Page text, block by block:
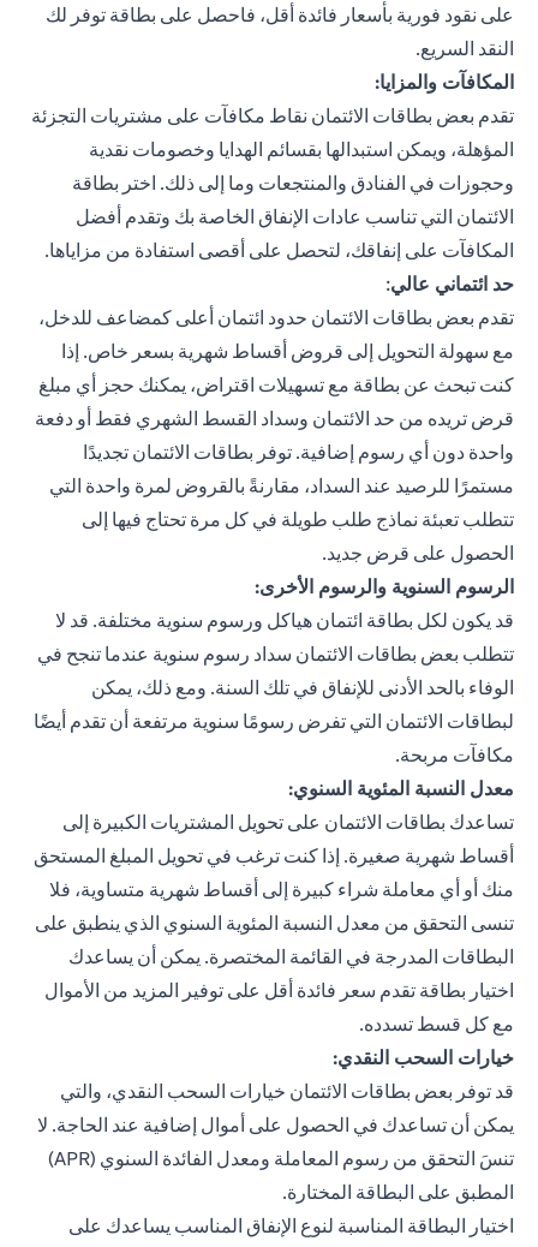
على نقود فورية بأسعار فائدة أقل، فاحصل على بطاقة توفر لك
النقد السريع.
المكافآت والمزايا:
تقدم بعض بطاقات الائتمان نقاط مكافآت على مشتريات التجزئة
المؤهلة، ويمكن استبدالها بقسائم الهدايا وخصومات نقدية
وحجوزات في الفنادق والمنتجعات وما إلى ذلك. اختر بطاقة
الائتمان التي تناسب عادات الإنفاق الخاصة بك وتقدم أفضل
المكافآت على إنفاقك، لتحصل على أقصى استفادة من مزاياها.
حد ائتماني عالي:
تقدم بعض بطاقات الائتمان حدود ائتمان أعلى كمضاعف للدخل،
مع سهولة التحويل إلى قروض أقساط شهرية بسعر خاص. إذا
كنت تبحث عن بطاقة مع تسهيلات اقتراض، يمكنك حجز أي مبلغ
قرض تريده من حد الائتمان وسداد القسط الشهري فقط أو دفعة
واحدة دون أي رسوم إضافية. توفر بطاقات الائتمان تجديدًا
مستمرًا للرصيد عند السداد، مقارنةً بالقروض لمرة واحدة التي
تتطلب تعبئة نماذج طلب طويلة في كل مرة تحتاج فيها إلى
الحصول على قرض جديد.
الرسوم السنوية والرسوم الأخرى:
قد يكون لكل بطاقة ائتمان هياكل ورسوم سنوية مختلفة. قد لا
تتطلب بعض بطاقات الائتمان سداد رسوم سنوية عندما تنجح في
الوفاء بالحد الأدنى للإنفاق في تلك السنة. ومع ذلك، يمكن
لبطاقات الائتمان التي تفرض رسومًا سنوية مرتفعة أن تقدم أيضًا
مكافآت مربحة.
معدل النسبة المئوية السنوي:
تساعدك بطاقات الائتمان على تحويل المشتريات الكبيرة إلى
أقساط شهرية صغيرة. إذا كنت ترغب في تحويل المبلغ المستحق
منك أو أي معاملة شراء كبيرة إلى أقساط شهرية متساوية، فلا
تنسى التحقق من معدل النسبة المئوية السنوي الذي ينطبق على
البطاقات المدرجة في القائمة المختصرة. يمكن أن يساعدك
اختيار بطاقة تقدم سعر فائدة أقل على توفير المزيد من الأموال
مع كل قسط تسدده.
خيارات السحب النقدي:
قد توفر بعض بطاقات الائتمان خيارات السحب النقدي، والتي
يمكن أن تساعدك في الحصول على أموال إضافية عند الحاجة. لا
تنسَ التحقق من رسوم المعاملة ومعدل الفائدة السنوي (APR)
المطبق على البطاقة المختارة.
اختيار البطاقة المناسبة لنوع الإنفاق المناسب يساعدك على